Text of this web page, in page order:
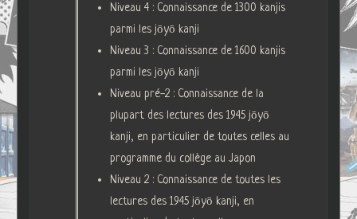
Niveau 4 : Connaissance de 1300 kanjis
parmi les jōyō kanji
Niveau 3 : Connaissance de 1600 kanjis
parmi les jōyō kanji
Niveau pré-2 : Connaissance de la
plupart des lectures des 1945 jōyō
kanji, en particulier de toutes celles au
programme du collège au Japon
Niveau 2 : Connaissance de toutes les
lectures des 1945 jōyō kanji, en